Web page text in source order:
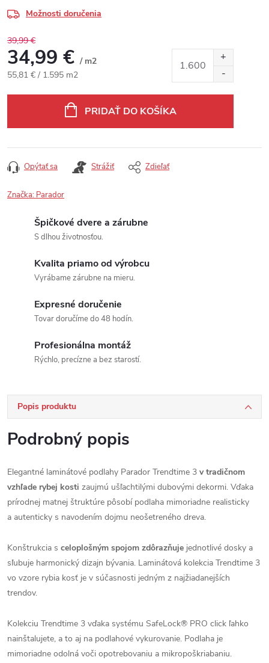
Možnosti doručenia
39,99 €
34,99 € / m2
Jednotková cena:
55,81 € / 1.595 m2
PRIDAŤ DO KOŠÍKA
Opýtať sa Strážiť Zdieľať
Značka: Parador
Špičkové dvere a zárubne
S dlhou životnosťou.
Kvalita priamo od výrobcu
Vyrábame zárubne na mieru.
Expresné doručenie
Tovar doručíme do 48 hodín.
Profesionálna montáž
Rýchlo, precízne a bez starostí.
Popis produktu
Podrobný popis
Elegantné laminátové podlahy Parador Trendtime 3 v tradičnom
vzhľade rybej kosti zaujmú ušľachtilými dubovými dekormi. Vďaka
prírodnej matnej štruktúre pôsobí podlaha mimoriadne realisticky
a autenticky s navodením dojmu neošetreného dreva.
Konštrukcia s celoplošným spojom zdôrazňuje jednotlivé dosky a
sľubuje harmonický dizajn bývania. Laminátová kolekcia Trendtime 3
vo vzore rybia kosť je v súčasnosti jedným z najžiadanejších
trendov.
Kolekciu Trendtime 3 vďaka systému SafeLock® PRO click ľahko
nainštalujete, a to aj na podlahové vykurovanie. Podlaha je
mimoriadne odolná voči opotrebovaniu a mikropoškriabaniu.